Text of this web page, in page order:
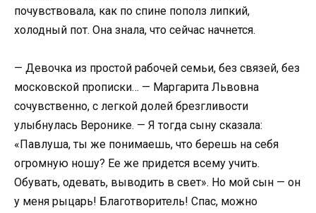
почувствовала, как по спине пополз липкий,
холодный пот. Она знала, что сейчас начнется.
— Девочка из простой рабочей семьи, без связей, без
московской прописки… — Маргарита Львовна
сочувственно, с легкой долей брезгливости
улыбнулась Веронике. — Я тогда сыну сказала:
«Павлуша, ты же понимаешь, что берешь на себя
огромную ношу? Ее же придется всему учить.
Обувать, одевать, выводить в свет». Но мой сын — он
у меня рыцарь! Благотворитель! Спас, можно